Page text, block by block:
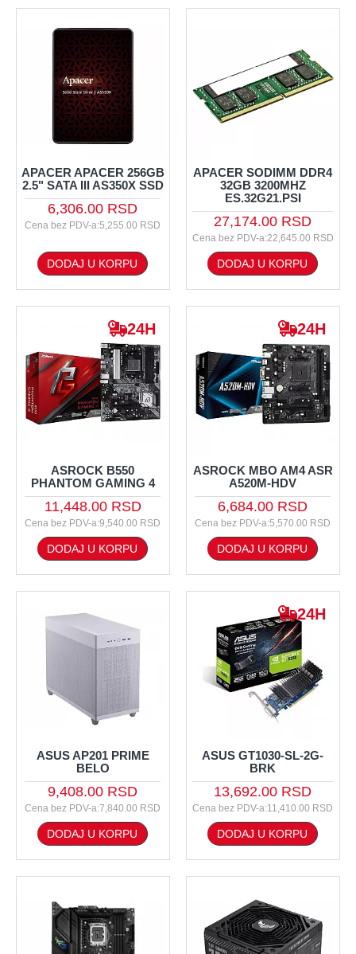
APACER APACER 256GB
2.5" SATA III AS350X SSD
6,306.00 RSD
Cena bez PDV-a:5,255.00 RSD
DODAJ U KORPU
APACER SODIMM DDR4
32GB 3200MHZ
ES.32G21.PSI
27,174.00 RSD
Cena bez PDV-a:22,645.00 RSD
DODAJ U KORPU
24H
ASROCK B550
PHANTOM GAMING 4
11,448.00 RSD
Cena bez PDV-a:9,540.00 RSD
DODAJ U KORPU
24H
ASROCK MBO AM4 ASR
A520M-HDV
6,684.00 RSD
Cena bez PDV-a:5,570.00 RSD
DODAJ U KORPU
ASUS AP201 PRIME
BELO
9,408.00 RSD
Cena bez PDV-a:7,840.00 RSD
DODAJ U KORPU
24H
ASUS GT1030-SL-2G-
BRK
13,692.00 RSD
Cena bez PDV-a:11,410.00 RSD
DODAJ U KORPU